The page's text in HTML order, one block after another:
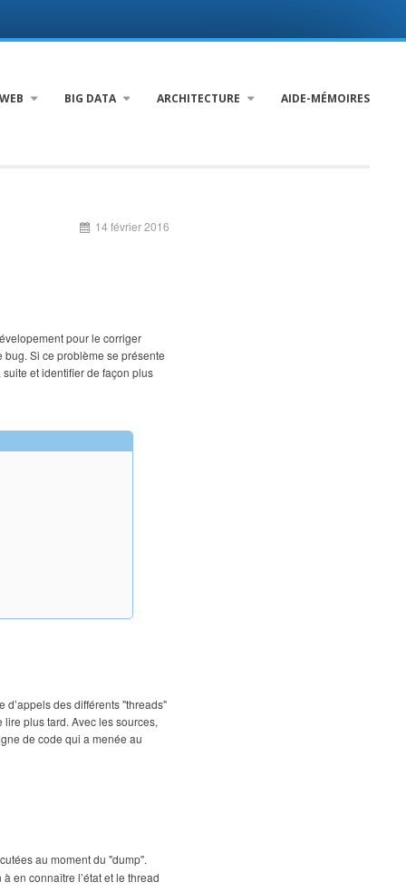
WEB BIG DATA ARCHITECTURE AIDE-MÉMOIRES
14 février 2016
pour le corriger
Si ce problème se présente
et identifier de façon plus
des différents "threads"
plus tard. Avec les sources,
de code qui a menée au
au moment du "dump".
en connaître l’état et le thread